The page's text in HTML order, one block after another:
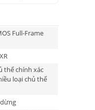
Full-Frame
thể chính xác
loại chủ thể